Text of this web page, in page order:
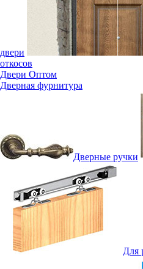
двери
откосов
Двери Оптом
Дверная фурнитура
Дверные ручки
Для